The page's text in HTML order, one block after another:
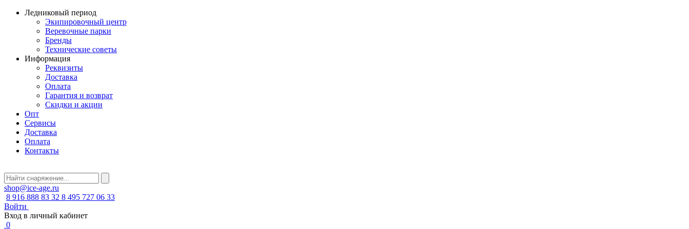
Ледниковый период
Экипировочный центр
Веревочные парки
Бренды
Технические советы
Информация
Реквизиты
Доставка
Оплата
Гарантия и возврат
Скидки и акции
Опт
Сервисы
Доставка
Оплата
Контакты
shop@ice-age.ru
8 916 888 83 32 8 495 727 06 33
Войти
Вход в личный кабинет
0